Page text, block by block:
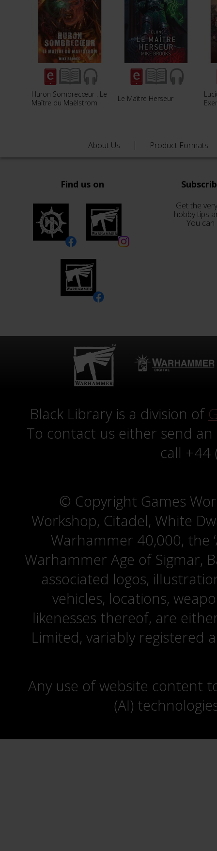
Huron Sombrecœur : Le
Maître du Maëlstrom
Le Maître Herseur
About Us Product Formats
Find us on
Get the
hobby tips
You
Black Library is a division of
To contact us either send
call +44
© Copyright Games
Workshop, Citadel, White
Warhammer 40,000, the
Warhammer Age of Sigmar,
associated logos,
vehicles, locations,
likenesses thereof, are
Limited, variably registered
Any use of website content
(AI)